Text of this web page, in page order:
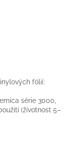
fólií:
série 3000,
(životnost 5–